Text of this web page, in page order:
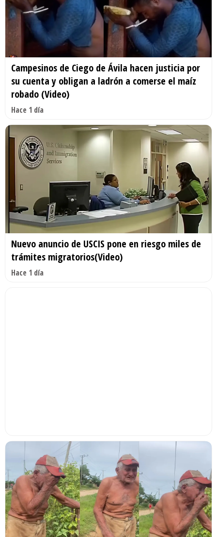
Campesinos de Ciego de Ávila hacen justicia por
su cuenta y obligan a ladrón a comerse el maíz
robado (Video)
Hace 1 día
Nuevo anuncio de USCIS pone en riesgo miles de
trámites migratorios(Video)
Hace 1 día